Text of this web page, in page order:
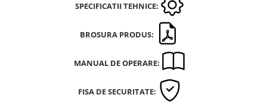
Metoda Echo-Echo
Mediul si siguranta muncii
Masurarea intensitatii luminoase
Termometre cu infrarosu
Instrumente de masurare
SPECIFICATII TEHNICE:
BROSURA PRODUS:
MANUAL DE OPERARE:
FISA DE SECURITATE: